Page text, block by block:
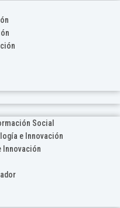
Social
e Innovación
Innovación